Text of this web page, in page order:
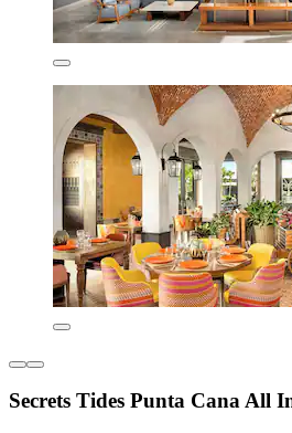
Secrets Tides Punta Cana All